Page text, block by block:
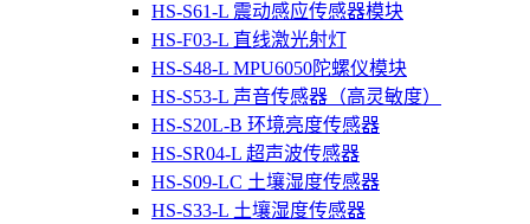
HS-S61-L 震动感应传感器模块
HS-F03-L 直线激光射灯
HS-S48-L MPU6050陀螺仪模块
HS-S53-L 声音传感器（高灵敏度）
HS-S20L-B 环境亮度传感器
HS-SR04-L 超声波传感器
HS-S09-LC 土壤湿度传感器
HS-S33-L 土壤湿度传感器